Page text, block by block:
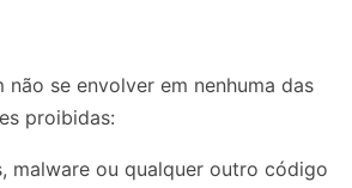
não se envolver em nenhuma das
proibidas:
malware ou qualquer outro código